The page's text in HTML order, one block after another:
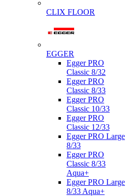
CLIX FLOOR
EGGER
Egger PRO
Classic 8/32
Egger PRO
Classic 8/33
Egger PRO
Classic 10/33
Egger PRO
Classic 12/33
Egger PRO Large
8/33
Egger PRO
Classic 8/33
Aqua+
Egger PRO Large
8/33 Aqua+